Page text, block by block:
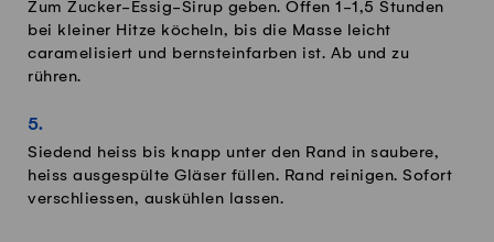
Zum Zucker-Essig-Sirup geben. Offen 1-1,5 Stunden
bei kleiner Hitze köcheln, bis die Masse leicht
caramelisiert und bernsteinfarben ist. Ab und zu
rühren.
Siedend heiss bis knapp unter den Rand in saubere,
heiss ausgespülte Gläser füllen. Rand reinigen. Sofort
verschliessen, auskühlen lassen.